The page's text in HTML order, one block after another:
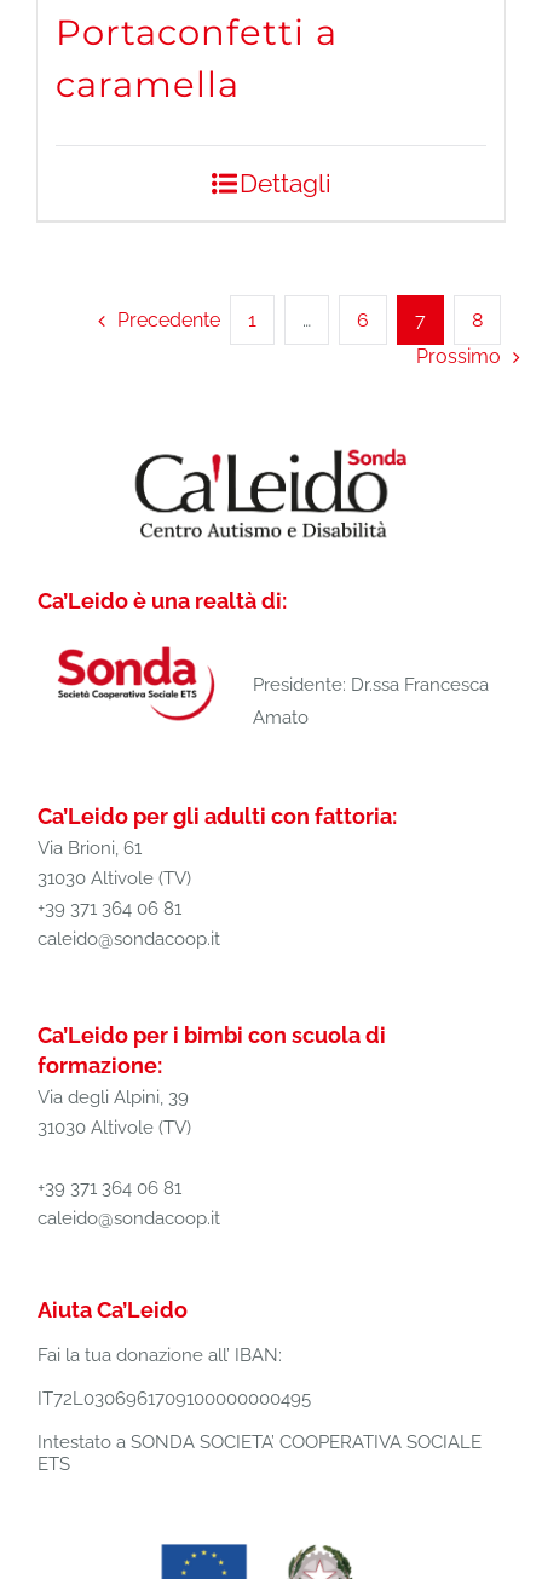
Portaconfetti a
caramella
Dettagli
Precedente 1 … 6 7
8
Prossimo
Ca’Leido è una realtà di:
Presidente: Dr.ssa Francesca
Amato
Ca’Leido per gli adulti con fattoria:
Via Brioni, 61
31030 Altivole (TV)
+39 371 364 06 81
caleido@sondacoop.it
Ca’Leido per i bimbi con scuola di
formazione:
Via degli Alpini, 39
31030 Altivole (TV)
+39 371 364 06 81
caleido@sondacoop.it
Aiuta Ca’Leido
Fai la tua donazione all’ IBAN:
IT72L0306961709100000000495
Intestato a SONDA SOCIETA’ COOPERATIVA SOCIALE
ETS